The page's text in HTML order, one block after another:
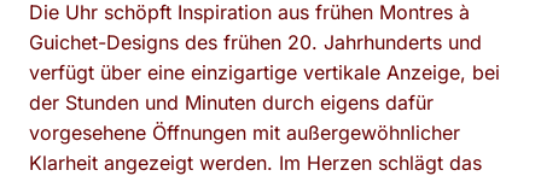
Die Uhr schöpft Inspiration aus frühen Montres à
Guichet-Designs des frühen 20. Jahrhunderts und
verfügt über eine einzigartige vertikale Anzeige, bei
der Stunden und Minuten durch eigens dafür
vorgesehene Öffnungen mit außergewöhnlicher
Klarheit angezeigt werden. Im Herzen schlägt das